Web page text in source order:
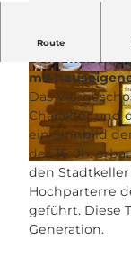
© Stadtkeller Luzern | CC-
© Stadtkeller Luzern |CC-
Route
Im Herzen
mit
Das
Charakter und
ein Sinnbild
des 16. Jh.
den
Hochparterre
geführt. Diese
Generation.